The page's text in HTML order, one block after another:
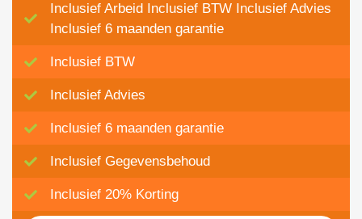
Inclusief Arbeid Inclusief BTW Inclusief Advies
Inclusief 6 maanden garantie
Inclusief BTW
Inclusief Advies
Inclusief 6 maanden garantie
Inclusief Gegevensbehoud
Inclusief 20% Korting